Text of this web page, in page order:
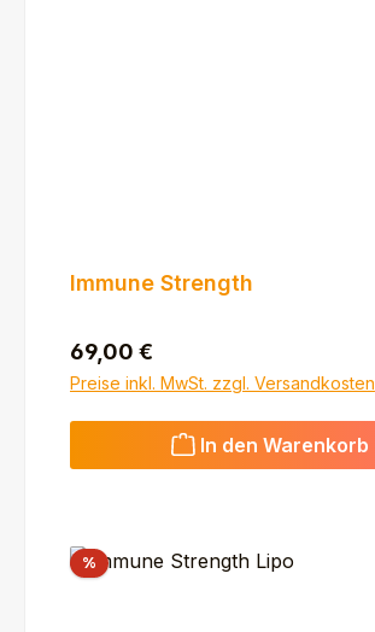
Immune Strength
Regulärer Preis:
69,00 €
Preise inkl. MwSt. zzgl. Versandkosten
In den Warenkorb
% Rabatt